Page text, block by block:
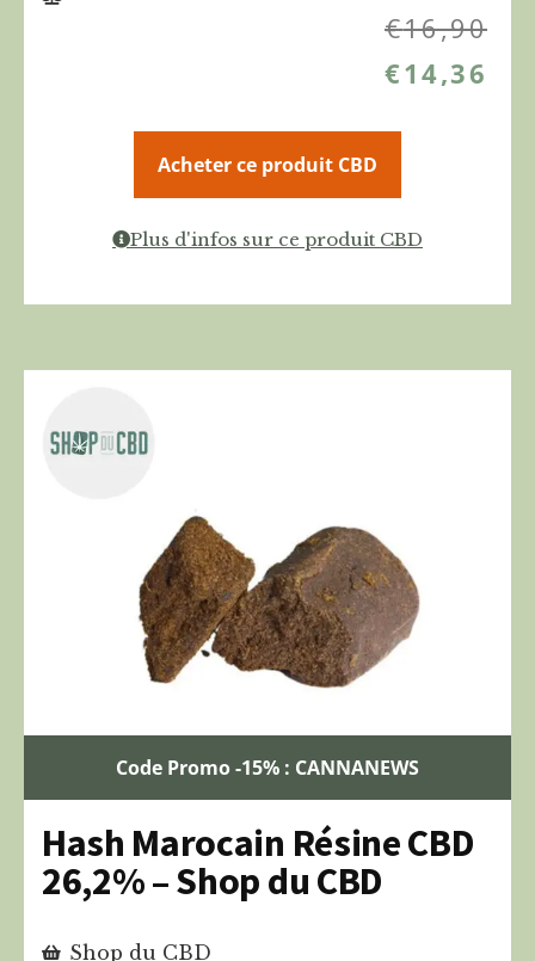
€16,90
€14,36
Acheter ce produit CBD
Plus d'infos sur ce produit CBD
Code Promo -15% : CANNANEWS
Hash Marocain Résine CBD
26,2% – Shop du CBD
Shop du CBD